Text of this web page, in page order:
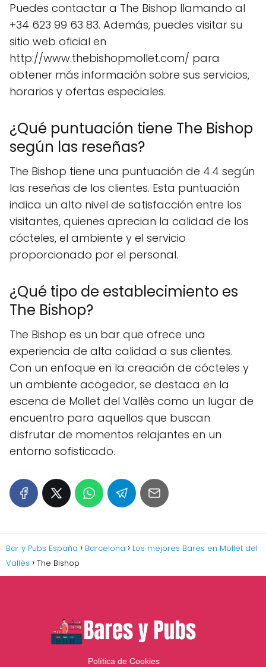
Puedes contactar a The Bishop llamando al
+34 623 99 63 83. Además, puedes visitar su
sitio web oficial en
http://www.thebishopmollet.com/ para
obtener más información sobre sus servicios,
horarios y ofertas especiales.
¿Qué puntuación tiene The Bishop
según las reseñas?
The Bishop tiene una puntuación de 4.4 según
las reseñas de los clientes. Esta puntuación
indica un alto nivel de satisfacción entre los
visitantes, quienes aprecian la calidad de los
cócteles, el ambiente y el servicio
proporcionado por el personal.
¿Qué tipo de establecimiento es
The Bishop?
The Bishop es un bar que ofrece una
experiencia de alta calidad a sus clientes.
Con un enfoque en la creación de cócteles y
un ambiente acogedor, se destaca en la
escena de Mollet del Vallès como un lugar de
encuentro para aquellos que buscan
disfrutar de momentos relajantes en un
entorno sofisticado.
Bar y Pubs España Barcelona
Los mejores Bares en Mollet del
Vallès
The Bishop
Política de Cookies